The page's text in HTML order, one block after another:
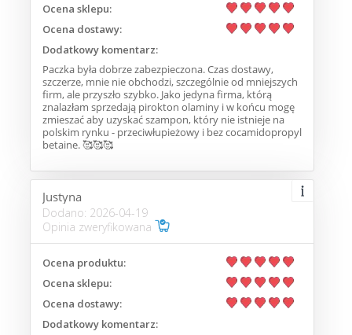
Ocena sklepu:
Ocena dostawy:
Dodatkowy komentarz:
Paczka była dobrze zabezpieczona. Czas dostawy,
szczerze, mnie nie obchodzi, szczególnie od mniejszych
firm, ale przyszło szybko. Jako jedyna firma, którą
znalazłam sprzedają pirokton olaminy i w końcu mogę
zmieszać aby uzyskać szampon, który nie istnieje na
polskim rynku - przeciwłupieżowy i bez cocamidopropyl
betaine. 🥰🥰🥰
Justyna
Dodano: 2026-04-19
Opinia zweryfikowana
Ocena produktu:
Ocena sklepu:
Ocena dostawy:
Dodatkowy komentarz: